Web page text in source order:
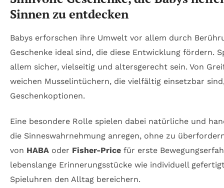
Sinnen zu entdecken
Babys erforschen ihre Umwelt vor allem durch
Geschenke ideal sind, die diese Entwicklung fördern.
allem sicher, vielseitig und altersgerecht sein. Von
weichen Musselintüchern, die vielfältig einsetzbar
Geschenkoptionen.
Eine besondere Rolle spielen dabei natürliche und
die Sinneswahrnehmung anregen, ohne zu
von HABA oder Fisher-Price für erste
lebenslange Erinnerungsstücke wie individuell
Spieluhren den Alltag bereichern.